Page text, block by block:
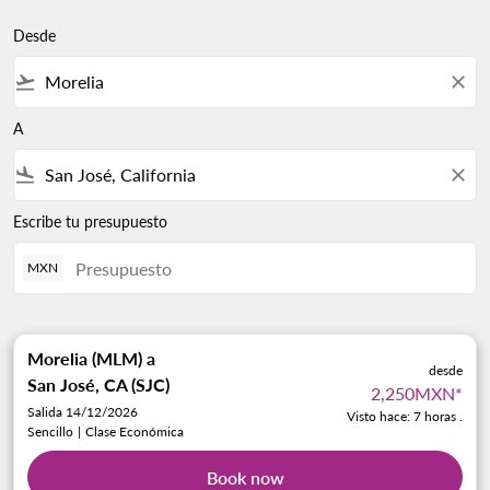
Desde
flight_takeoff close
A
flight_land close
Escribe tu presupuesto
MXN
Morelia (MLM) a
San José, CA (SJC)
Salida 14/12/2026
Sencillo | Clase Económica
desde
2,250MXN*
Visto hace: 7 horas .
Book now